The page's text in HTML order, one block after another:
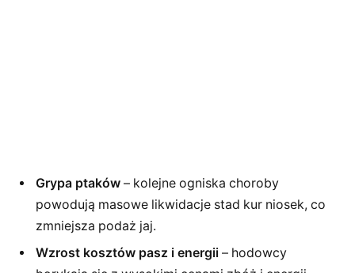
Grypa ptaków – kolejne ogniska choroby
powodują masowe likwidacje stad kur niosek, co
zmniejsza podaż jaj.
Wzrost kosztów pasz i energii – hodowcy